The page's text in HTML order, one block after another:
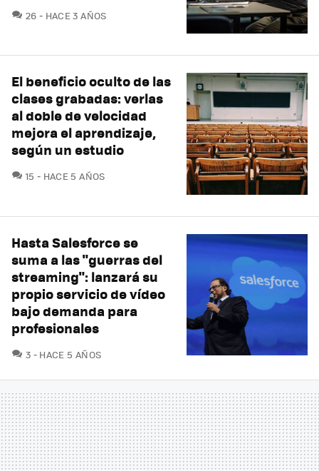
26 COMENTARIOS
HACE 3 AÑOS
El beneficio oculto de las
clases grabadas: verlas
al doble de velocidad
mejora el aprendizaje,
según un estudio
15 COMENTARIOS
HACE 5 AÑOS
Hasta Salesforce se
suma a las "guerras del
streaming": lanzará su
propio servicio de vídeo
bajo demanda para
profesionales
3 COMENTARIOS
HACE 5 AÑOS